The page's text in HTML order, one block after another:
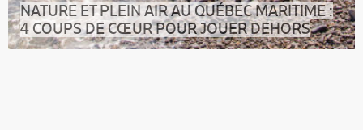
NATURE ET PLEIN AIR AU QUÉBEC MARITIME :
4 COUPS DE CŒUR POUR JOUER DEHORS